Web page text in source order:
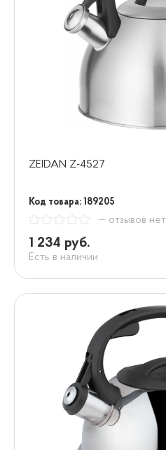
ZEIDAN Z-4527
Код товара: 189205
— отзывов нет
1 234 руб.
Есть в наличии